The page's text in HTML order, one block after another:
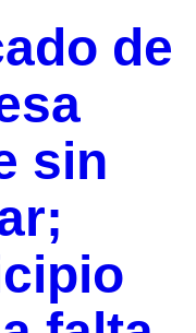
de
sin